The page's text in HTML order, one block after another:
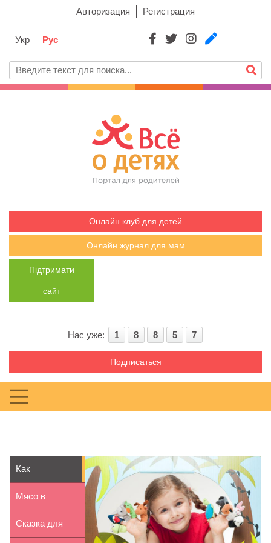
Авторизация Регистрация
Укр Рус
Онлайн клуб для детей
Онлайн журнал для мам
Підтримати
сайт
Нас уже: 1 8 8 5 7
Подписаться
Как
организовать
поход с
Мясо в
рационе детей
Сказка для